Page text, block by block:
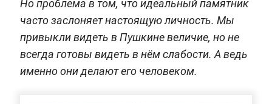
Но проблема в том, что идеальный памятник
часто заслоняет настоящую личность. Мы
привыкли видеть в Пушкине величие, но не
всегда готовы видеть в нём слабости. А ведь
именно они делают его человеком.